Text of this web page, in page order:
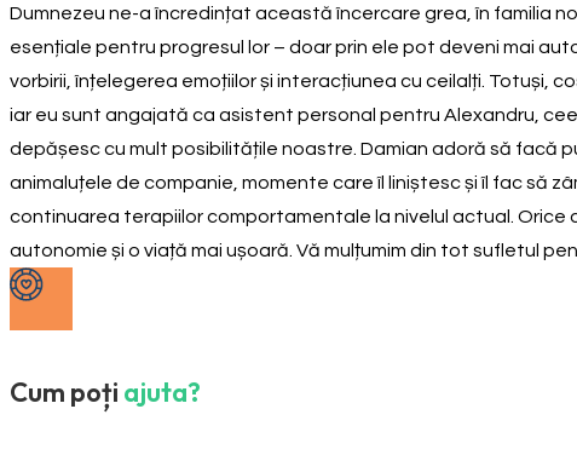
Dumnezeu ne-a încredințat această încercare grea, în familia
esențiale pentru progresul lor – doar prin ele pot deveni mai
vorbirii, înțelegerea emoțiilor și interacțiunea cu ceilalți. Totuși,
iar eu sunt angajată ca asistent personal pentru Alexandru,
depășesc cu mult posibilitățile noastre. Damian adoră să facă
animaluțele de companie, momente care îl liniștesc și îl fac să
continuarea terapiilor comportamentale la nivelul actual. Orice
autonomie și o viață mai ușoară. Vă mulțumim din tot sufletul
Cum poți ajuta?